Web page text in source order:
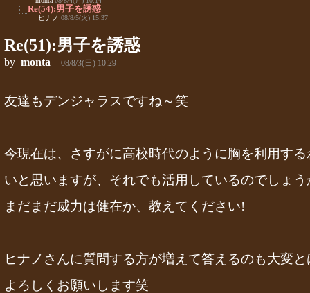
Re(54):男子を誘惑
ヒナノ 08/8/5(火) 15:37
Re(51):男子を誘惑
by monta 08/8/3(日) 10:29
友達もデンジャラスですね～笑
今現在は、さすがに高校時代のように胸を利用す
いと思いますが、それでも活用しているのでしょう
まだまだ威力は健在か、教えてください!
ヒナノさんに質問する方が増えて答えるのも大変
よろしくお願いします笑